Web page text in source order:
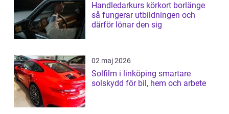
Handledarkurs körkort borlänge
så fungerar utbildningen och
därför lönar den sig
02 maj 2026
Solfilm i linköping smartare
solskydd för bil, hem och arbete